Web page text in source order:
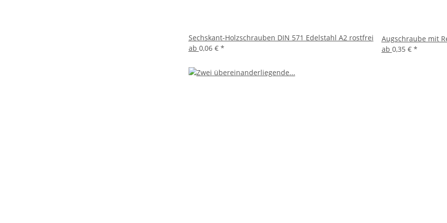
Sechskant-Holzschrauben DIN 571 Edelstahl A2 rostfrei
ab 0,06 € *
Augschraube mit
ab 0,35 € *